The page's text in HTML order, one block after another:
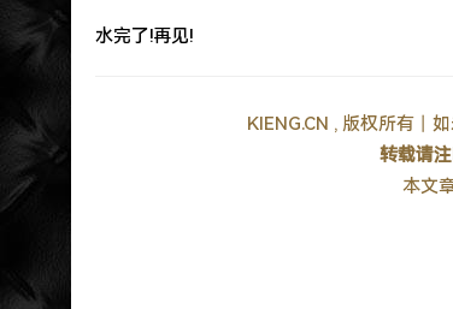
水完了!再见!
KIENG.CN , 版权所有丨
转载请
本文